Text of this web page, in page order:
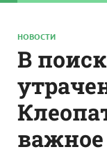
НОВОСТИ
В